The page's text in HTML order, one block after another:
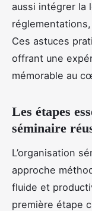
aussi intégrer la
Ces astuces
offrant une
mémorable au
Les étapes
séminaire
L’organisation
approche
fluide et
première étape